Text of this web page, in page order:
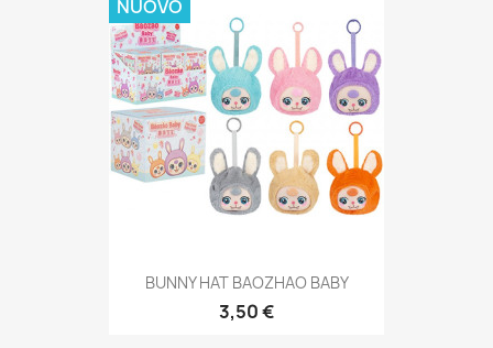
BUNNY HAT BAOZHAO BABY
3,50 €
NUOVO